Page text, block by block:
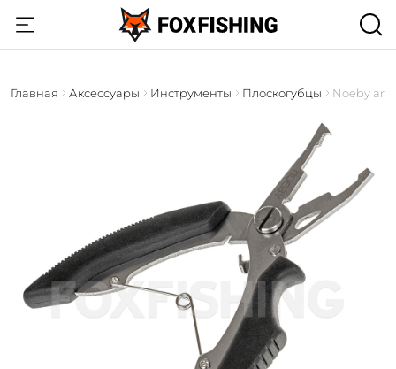
Главная Аксессуары Инструменты Плоскогубцы Noeby art.